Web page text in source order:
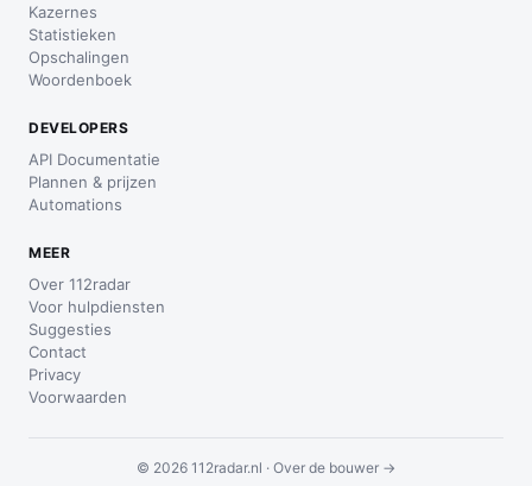
Kazernes
Statistieken
Opschalingen
Woordenboek
DEVELOPERS
API Documentatie
Plannen & prijzen
Automations
MEER
Over 112radar
Voor hulpdiensten
Suggesties
Contact
Privacy
Voorwaarden
© 2026 112radar.nl · Over de bouwer →